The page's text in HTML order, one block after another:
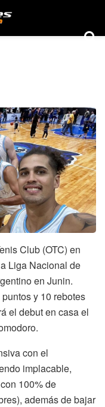
Club (OTC) en
Liga Nacional de
en Junin.
y 10 rebotes
el debut en casa el
con el
implacable,
100% de
además de bajar